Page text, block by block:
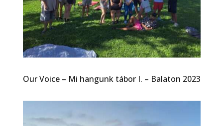
Our Voice – Mi hangunk tábor I. – Balaton 2023